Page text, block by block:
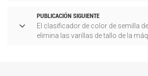
PUBLICACIÓN SIGUIENTE
El clasificador de color de semilla
elimina las varillas de tallo de la